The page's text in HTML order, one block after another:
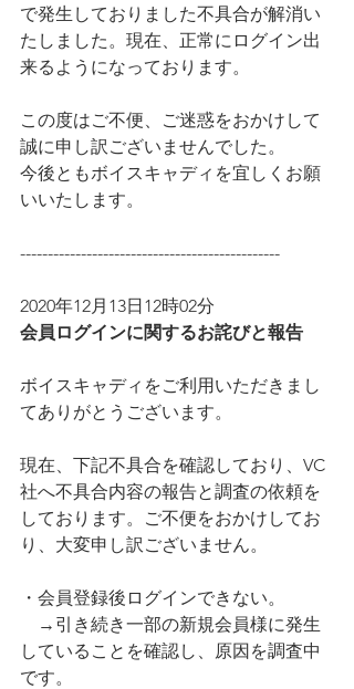
で発生しておりました不具合が解消い
たしました。現在、正常にログイン出
来るようになっております。
この度はご不便、ご迷惑をおかけして
誠に申し訳ございませんでした。
今後ともボイスキャディを宜しくお願
いいたします。
-----------------------------------------------
2020年12月13日12時02分
会員ログインに関するお詫びと報告
ボイスキャディをご利用いただきまし
てありがとうございます。
現在、下記不具合を確認しており、VC
社へ不具合内容の報告と調査の依頼を
しております。ご不便をおかけしてお
り、大変申し訳ございません。
・会員登録後ログインできない。
→引き続き一部の新規会員様に発生
していることを確認し、原因を調査中
です。